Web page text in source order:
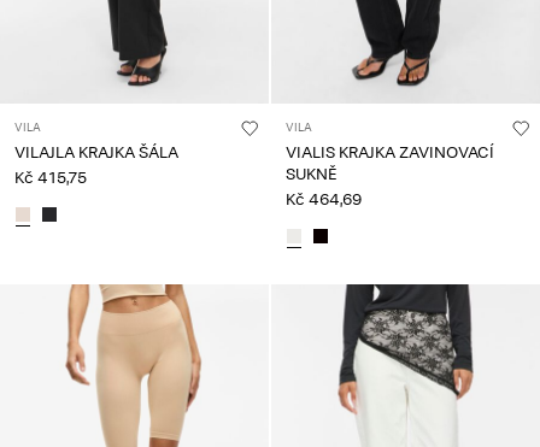
VILA
VILAJLA KRAJKA ŠÁLA
Kč 415,75
VILA
VIALIS KRAJKA ZAVINOVACÍ
SUKNĚ
Kč 464,69